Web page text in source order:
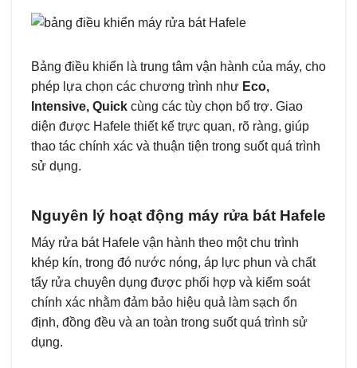
Bảng điều khiển là trung tâm vận hành của máy, cho
phép lựa chọn các chương trình như Eco,
Intensive, Quick cùng các tùy chọn bổ trợ. Giao
diện được Hafele thiết kế trực quan, rõ ràng, giúp
thao tác chính xác và thuận tiện trong suốt quá trình
sử dụng.
Nguyên lý hoạt động máy rửa bát Hafele
Máy rửa bát Hafele vận hành theo một chu trình
khép kín, trong đó nước nóng, áp lực phun và chất
tẩy rửa chuyên dụng được phối hợp và kiểm soát
chính xác nhằm đảm bảo hiệu quả làm sạch ổn
định, đồng đều và an toàn trong suốt quá trình sử
dụng.